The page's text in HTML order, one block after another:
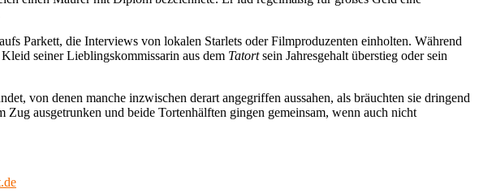
Parkett, die Interviews von lokalen Starlets oder Filmproduzenten einholten. Während
seiner Lieblingskommissarin aus dem Tatortsein Jahresgehalt überstieg oder sein
von denen manche inzwischen derart angegriffen aussahen, als bräuchten sie dringend
ausgetrunken und beide Tortenhälften gingen gemeinsam, wenn auch nicht